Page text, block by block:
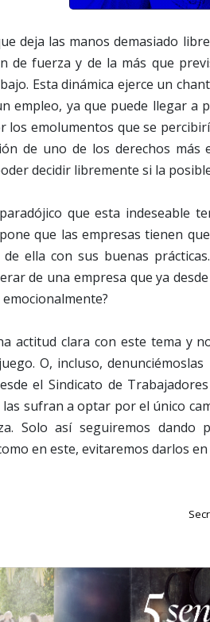
deja las manos demasiado
de fuerza y de la más que
Esta dinámica ejerce un
empleo, ya que puede llegar a
emolumentos que se
de uno de los derechos más
decidir libremente si la
que esta indeseable
que las empresas tienen
ella con sus buenas
de una empresa que ya
actitud clara con este tema y
O, incluso,
el Sindicato de
sufran a optar por el único
Solo así seguiremos dando
en este, evitaremos darlos